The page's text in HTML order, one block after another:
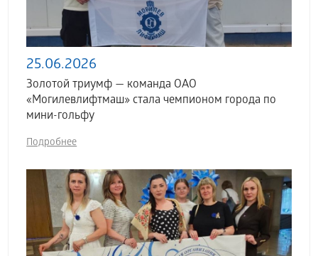
25.06.2026
Золотой триумф — команда ОАО
«Могилевлифтмаш» стала чемпионом города по
мини-гольфу
Подробнее